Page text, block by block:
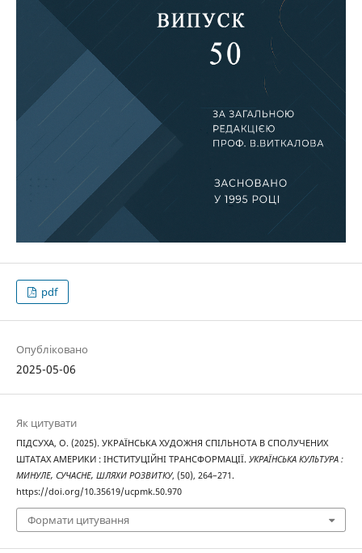
pdf
Опубліковано
2025-05-06
Як цитувати
ПІДСУХА, О. (2025). УКРАЇНСЬКА ХУДОЖНЯ СПІЛЬНОТА В СПОЛУЧЕНИХ
ШТАТАХ АМЕРИКИ : ІНСТИТУЦІЙНІ ТРАНСФОРМАЦІЇ. УКРАЇНСЬКА КУЛЬТУРА :
МИНУЛЕ, СУЧАСНЕ, ШЛЯХИ РОЗВИТКУ, (50), 264–271.
https://doi.org/10.35619/ucpmk.50.970
Формати цитування